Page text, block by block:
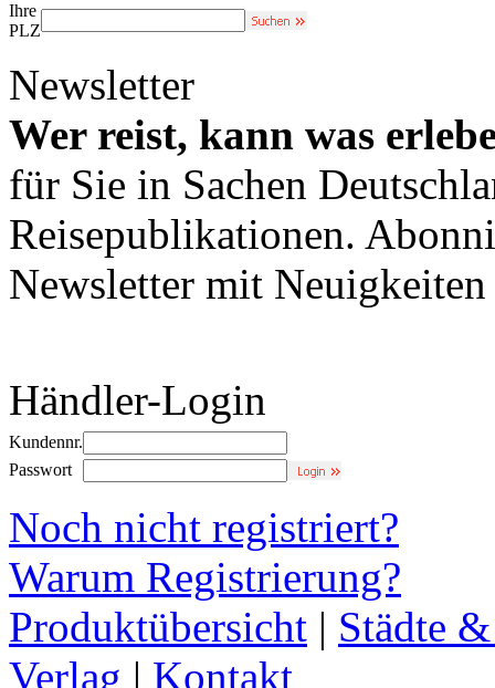
Ihre
PLZ
Newsletter
Wer reist, kann was
für Sie in Sachen
Reisepublikationen.
Newsletter mit
Händler-Login
Kundennr.
Passwort
Noch nicht registriert?
Warum Registrierung?
Produktübersicht | Städte
Verlag | Kontakt